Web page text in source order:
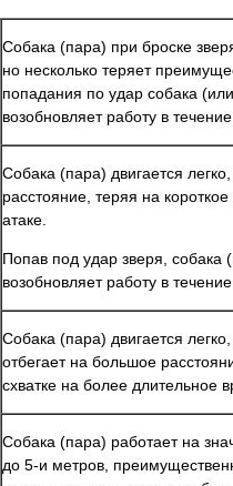
Собака (пара) при броске
но несколько теряет
попадания по удар собака
возобновляет работу в
Собака (пара) двигается
расстояние, теряя на
атаке.
Попав под удар зверя, собака
возобновляет работу в
Собака (пара) двигается
отбегает на большое
схватке на более длительное
Собака (пара) работает на
до 5-и метров,